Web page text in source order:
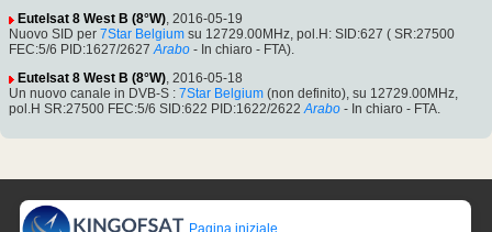
Eutelsat 8 West B (8°W), 2016-05-19
Nuovo SID per 7Star Belgium su 12729.00MHz, pol.H: SID:627 ( SR:27500
FEC:5/6 PID:1627/2627 Arabo - In chiaro - FTA).
Eutelsat 8 West B (8°W), 2016-05-18
Un nuovo canale in DVB-S : 7Star Belgium (non definito), su 12729.00MHz,
pol.H SR:27500 FEC:5/6 SID:622 PID:1622/2622 Arabo - In chiaro - FTA.
Pagina iniziale